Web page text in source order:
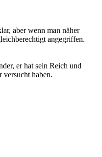
aber wenn man näher
angegriffen.
er hat sein Reich und
versucht haben.